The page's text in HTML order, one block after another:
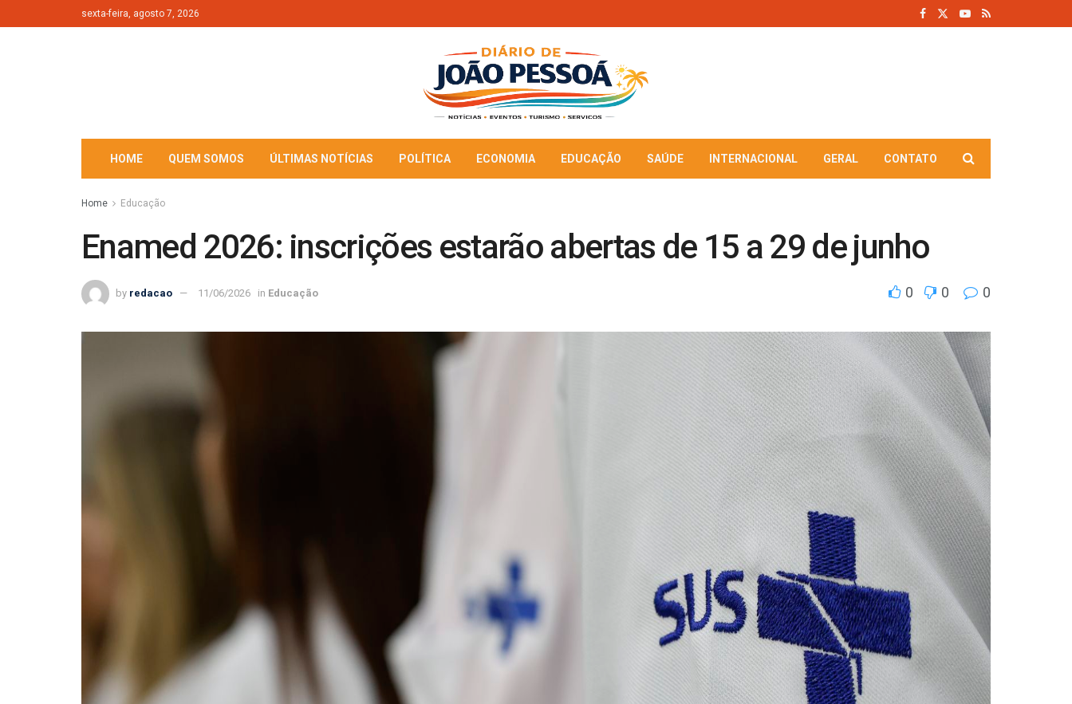
sexta-feira, agosto 7, 2026
HOME QUEM SOMOS ÚLTIMAS NOTÍCIAS POLÍTICA ECONOMIA EDUCAÇÃO SAÚDE INTERNACIONAL GERAL CONTATO
Home Educação
Enamed 2026: inscrições estarão abertas de 15 a 29 de junho
by redacao 11/06/2026 in Educação 0 0 0